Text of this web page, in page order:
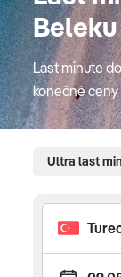
Beleku
Last minute
konečné
Prinášame
dovolenku,
kontraste so
množstvom
Vitajte v
Ultra last